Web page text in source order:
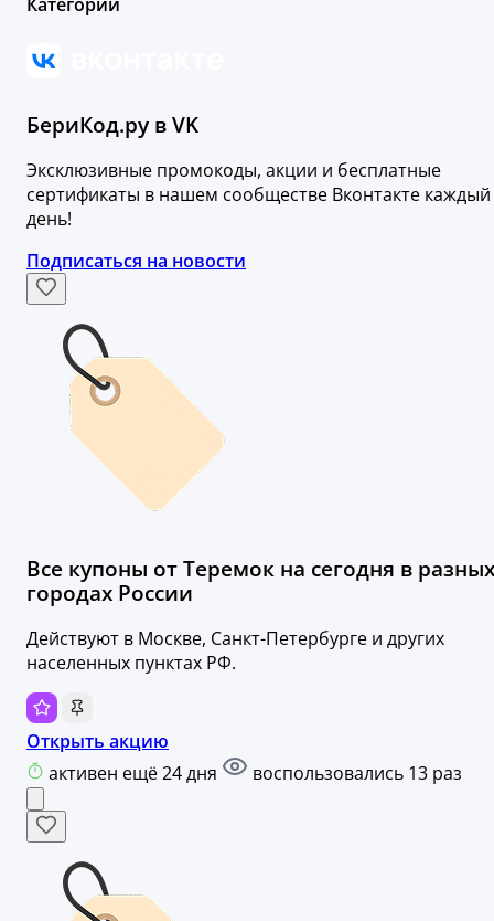
БериКод.ру в VK
Эксклюзивные промокоды, акции и бесплатные
сертификаты в нашем сообществе Вконтакте каждый
день!
Подписаться на новости
Все купоны от Теремок на сегодня в разных
городах России
Действуют в Москве, Санкт-Петербурге и других
населенных пунктах РФ.
Открыть акцию
активен ещё 24 дня
воспользовались 13 раз